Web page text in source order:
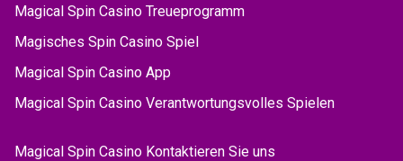
Magical Spin Casino Treueprogramm
Magisches Spin Casino Spiel
Magical Spin Casino App
Magical Spin Casino Verantwortungsvolles Spielen
Magical Spin Casino Kontaktieren Sie uns